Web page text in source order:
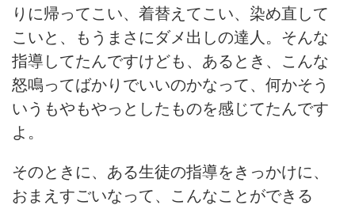
りに帰ってこい、着替えてこい、染め直して
こいと、もうまさにダメ出しの達人。そんな
指導してたんですけども、あるとき、こんな
怒鳴ってばかりでいいのかなって、何かそう
いうもやもやっとしたものを感じてたんです
よ。
そのときに、ある生徒の指導をきっかけに、
おまえすごいなって、こんなことができる